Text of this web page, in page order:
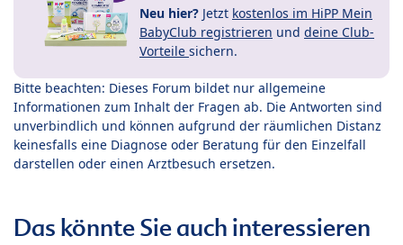
Neu hier? Jetzt kostenlos im HiPP Mein
BabyClub registrieren und deine Club-
Vorteile sichern.
Bitte beachten: Dieses Forum bildet nur allgemeine
Informationen zum Inhalt der Fragen ab. Die Antworten sind
unverbindlich und können aufgrund der räumlichen Distanz
keinesfalls eine Diagnose oder Beratung für den Einzelfall
darstellen oder einen Arztbesuch ersetzen.
Das könnte Sie auch interessieren